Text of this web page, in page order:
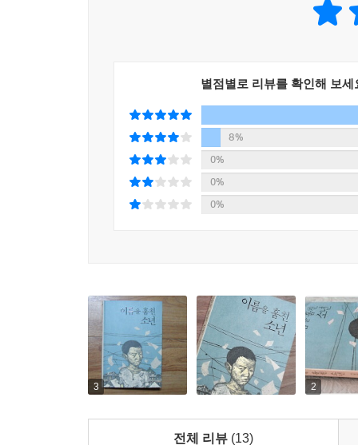
별점별로 리뷰를 확인해 보세
8%
0%
0%
0%
3 2
전체 리뷰 (13)